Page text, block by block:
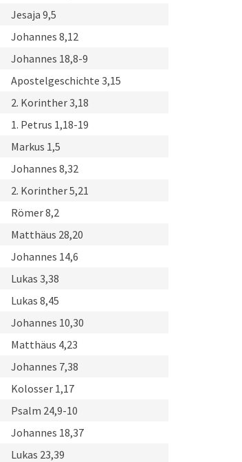
Jesaja 9,5
Johannes 8,12
Johannes 18,8-9
Apostelgeschichte 3,15
2. Korinther 3,18
1. Petrus 1,18-19
Markus 1,5
Johannes 8,32
2. Korinther 5,21
Römer 8,2
Matthäus 28,20
Johannes 14,6
Lukas 3,38
Lukas 8,45
Johannes 10,30
Matthäus 4,23
Johannes 7,38
Kolosser 1,17
Psalm 24,9-10
Johannes 18,37
Lukas 23,39